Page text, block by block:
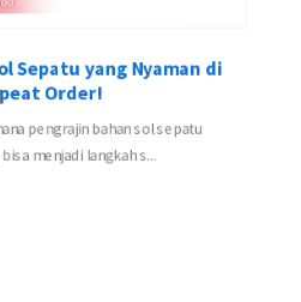
Sepatu yang Nyaman di
Order!
pengrajin bahan sol sepatu